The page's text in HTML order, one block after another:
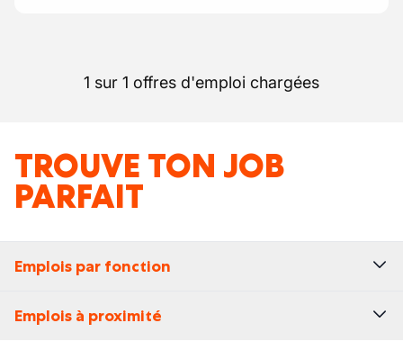
1 sur 1 offres d'emploi chargées
TROUVE TON JOB
PARFAIT
Emplois par fonction
Emplois à proximité